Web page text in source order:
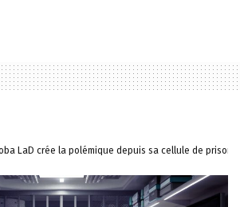
LaD crée la polémique depuis sa cellule de prison